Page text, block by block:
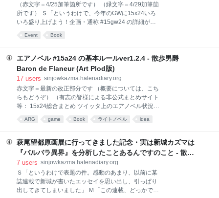
いうお知らせをもらったんで、焦り始めたな」 Ｓ「ど
きっ」
（赤文字＝4/25加筆箇所です） （緑文字＝4/29加筆箇
所です） Ｓ「というわけで、今年のGWに15x24いろ
いろ盛り上げよう！企画・通称 #15gw24 の詳細が決
質問疑問ぜんぶ答えます15x24裏話大会 5/1：1600
時〜適当な時間まで、人ごみでごった返す吉祥寺＆井
の頭公園……を微妙に避けて井の頭公園前駅から周囲
タにつぶやく企画（5/4のust中継ポタカズマの試験も
兼ねてますが、こっちは呟き＆写真アップonlyで動画
中継はありません） 5/4：0000〜2400時にツイッター
読書会（１＆２巻限定：作者乱入予定あり：続報詳細
Event Book
エアノベル #15a24 の基本ルールver1.2.4 - 散歩男爵
Baron de Flaneur (Art Plod版)
17 users sinjowkazma.hatenadiary.org
赤文字＝最新の改正部分です （概要については、こち
らもどうぞ） （有志の皆様による非公式まとめサイト
等： 15x24総合まとめ ツイッタ上のエアノベル状況ま
東京に居なかったりする方々向けのまとめ掲示板 ）
Version――すなわち参加する物語、読んで楽しむリア
ル体験ゲーム、世界有数のメガロポリス・東京をプラ
ットフォームにした未来型ARG――を指す 1.0 エアノ
ルは、「マフィア」「汝は人狼なりや？」等として知
られる伝統的ゲームのバリエーションとして理解する
と、手っ取り早い 1.0.1 Wikipediaにおける同ゲームの
ARG game Book ライトノベル idea
萩尾望都原画展に行ってきました記念・実は新城カズマは
『バルバラ異界』を分析したことあるんですのこと - 散歩
男爵 Baron de Flaneur (Art Plod版)
7 users sinjowkazma.hatenadiary.org
Ｓ「というわけで表題の件。感動のあまり、以前に某
誌連載で新城が書いたエッセイを思い出し、引っぱり
出してきてしまいました」 Ｍ「この連載、どっかで書